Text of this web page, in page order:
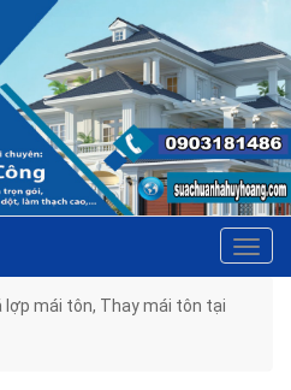
lợp mái tôn, Thay mái tôn tại